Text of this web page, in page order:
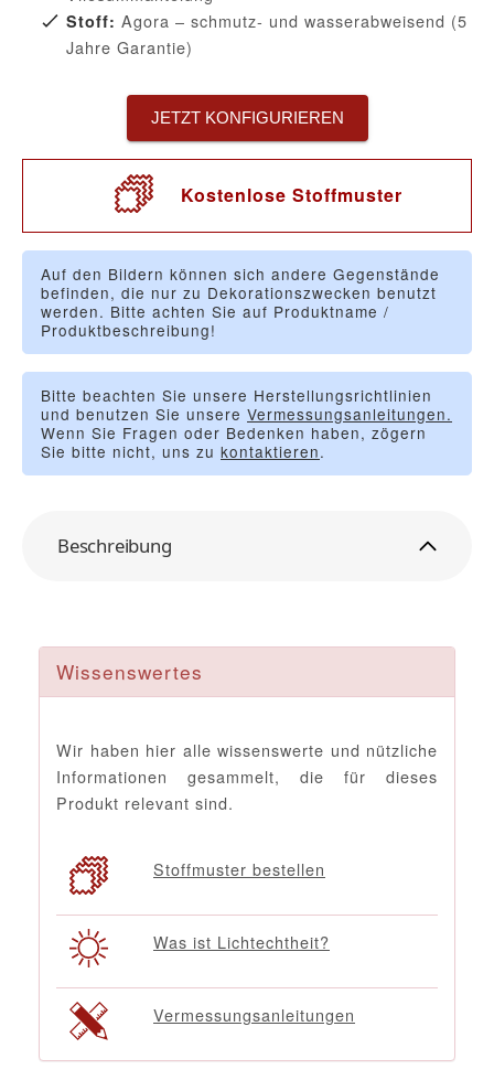
Stoff: Agora – schmutz- und wasserabweisend (5
Jahre Garantie)
JETZT KONFIGURIEREN
Kostenlose Stoffmuster
Auf den Bildern können sich andere Gegenstände
befinden, die nur zu Dekorationszwecken benutzt
werden. Bitte achten Sie auf Produktname /
Produktbeschreibung!
Bitte beachten Sie unsere Herstellungsrichtlinien
und benutzen Sie unsere Vermessungsanleitungen.
Wenn Sie Fragen oder Bedenken haben, zögern
Sie bitte nicht, uns zu kontaktieren.
Beschreibung
Wissenswertes
Wir haben hier alle wissenswerte und nützliche
Informationen gesammelt, die für dieses
Produkt relevant sind.
Stoffmuster bestellen
Was ist Lichtechtheit?
Vermessungsanleitungen